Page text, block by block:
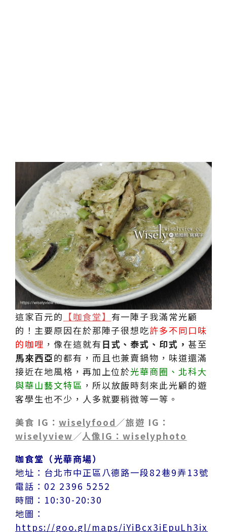
這家百元的 【咖食堂】 有一陣子我滿常光顧
的！主要原因在於那陣子很想吃許多不同口味
的咖哩 ，像在這就有日式、泰式、印式， 甚至
馬來西亞的都有，而且也兼賣鍋物，味道還滿
接近在地風格，再加上位於光華商圈、北科大
與華山藝文特區 ，所以放飯時刻來此光顧的遊
客學生也不少，人多就要稍微等一等。
美食 IG： wiselyfood ／旅遊 IG：
wiselyview ／人像IG：wiselyphoto
咖食堂（光華商場）
地址：台北市中正區八德路一段82巷9弄13號
電話：02 2396 5252
時間：10:30-20:30
地圖：
https://goo.gl/maps/iYiBcx3iEpuLh3ix